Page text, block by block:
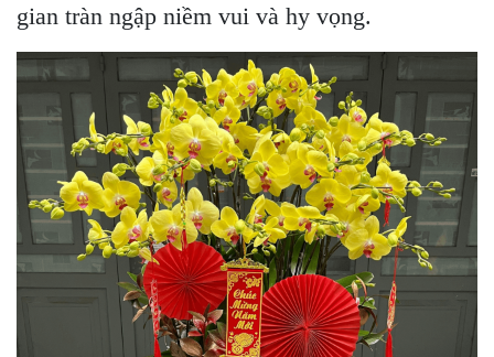
gian tràn ngập niềm vui và hy vọng.